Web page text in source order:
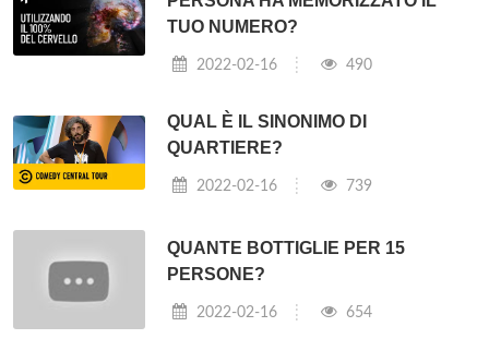
TUO NUMERO?
2022-02-16 490
QUAL È IL SINONIMO DI
QUARTIERE?
2022-02-16 739
QUANTE BOTTIGLIE PER 15
PERSONE?
2022-02-16 654